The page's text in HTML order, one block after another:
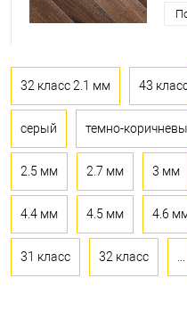
32 класс 2.1 мм 43
серый темно-
2.5 мм 2.7 мм 3 мм
4.4 мм 4.5 мм 4.6
31 класс 32 класс